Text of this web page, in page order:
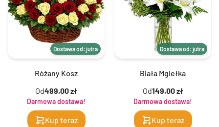
Dostawa od: jutra
Różany Kosz
Od499,00 zł
Darmowa dostawa!
Kup teraz
Dostawa od: jutra
Biała Mgiełka
Od149,00 zł
Darmowa dostawa!
Kup teraz